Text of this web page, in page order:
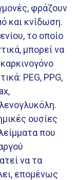
φράζουν
και κνίδωση.
το οποίο
μπορεί να
PEG, PPG,
ουσίες
που
να τα
επομένως